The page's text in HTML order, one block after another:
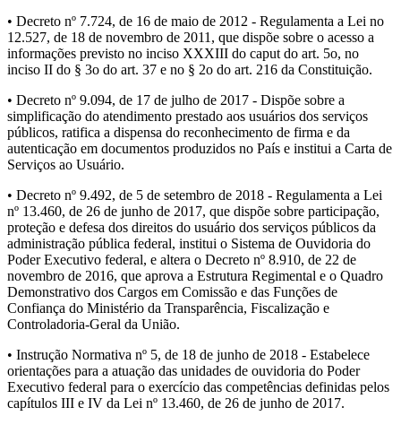
• Decreto nº 7.724, de 16 de maio de 2012 - Regulamenta a Lei no
12.527, de 18 de novembro de 2011, que dispõe sobre o acesso a
informações previsto no inciso XXXIII do caput do art. 5o, no
inciso II do § 3o do art. 37 e no § 2o do art. 216 da Constituição.
• Decreto nº 9.094, de 17 de julho de 2017 - Dispõe sobre a
simplificação do atendimento prestado aos usuários dos serviços
públicos, ratifica a dispensa do reconhecimento de firma e da
autenticação em documentos produzidos no País e institui a Carta de
Serviços ao Usuário.
• Decreto nº 9.492, de 5 de setembro de 2018 - Regulamenta a Lei
nº 13.460, de 26 de junho de 2017, que dispõe sobre participação,
proteção e defesa dos direitos do usuário dos serviços públicos da
administração pública federal, institui o Sistema de Ouvidoria do
Poder Executivo federal, e altera o Decreto nº 8.910, de 22 de
novembro de 2016, que aprova a Estrutura Regimental e o Quadro
Demonstrativo dos Cargos em Comissão e das Funções de
Confiança do Ministério da Transparência, Fiscalização e
Controladoria-Geral da União.
• Instrução Normativa nº 5, de 18 de junho de 2018 - Estabelece
orientações para a atuação das unidades de ouvidoria do Poder
Executivo federal para o exercício das competências definidas pelos
capítulos III e IV da Lei nº 13.460, de 26 de junho de 2017.